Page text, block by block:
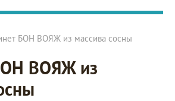
БОН ВОЯЖ из массива сосны
ВОЯЖ из